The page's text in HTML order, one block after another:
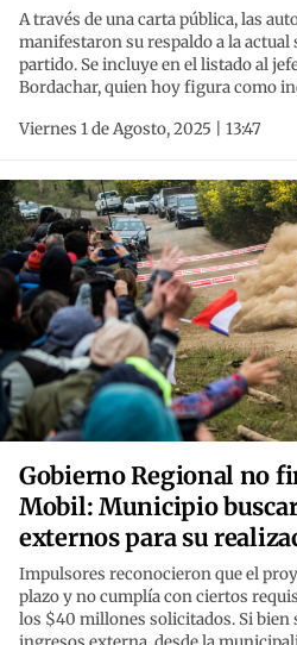
A través de una carta pública, las
manifestaron su respaldo a la actual
partido. Se incluye en el listado al
Bordachar, quien hoy figura como
Viernes 1 de Agosto, 2025 | 13:47
Gobierno Regional no
Mobil: Municipio
externos para su
Impulsores reconocieron que el
plazo y no cumplía con ciertos
los $40 millones solicitados. Si bien